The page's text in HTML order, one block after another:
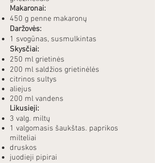
Makaronai:
450 g penne makaronų
Daržovės:
1 svogūnas, susmulkintas
Skysčiai:
250 ml grietinės
200 ml saldžios grietinėlės
citrinos sultys
aliejus
200 ml vandens
Likusieji:
3 valg. miltų
1 valgomasis šaukštas. paprikos
milteliai
druskos
juodieji pipirai